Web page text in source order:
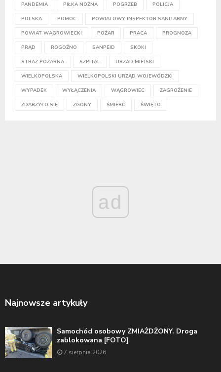
PANDEMIA PIŁKA NOŻNA POGRZEB POLICJA
POLSKA POMOC POWIATOWY INSPEKTOR SANITARNY
POWIAT WĄGROWIECKI POŻAR PRACA PROGNOZA
PRĄD ROGOŹNO SANPEID SKOKI
STRAŻ POŻARNA SZPITAL URZĄD MIEJSKI
WIELKOPOLSKA WIELKOPOLSKI URZĄD WOJEWÓDZKI
WYPADEK WYŁĄCZENIA WĄGROWIEC ZAGROŻENIE
ZDARZYŁO SIĘ ZGONY ŚMIERĆ ŚWIĘTO
ad
Najnowsze artykuły
Samochód osobowy ZMIAŻDŻONY. Droga
zablokowana [FOTO]
7 sierpnia 2026